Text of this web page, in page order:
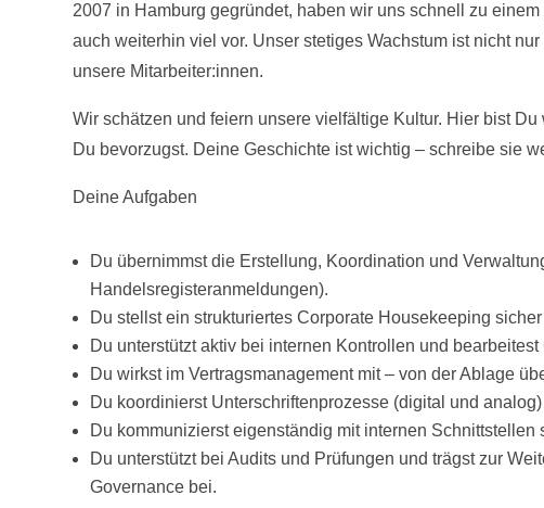
2007 in Hamburg gegründet, haben wir uns schnell zu
auch weiterhin viel vor. Unser stetiges Wachstum ist nicht
unsere Mitarbeiter:innen.
Wir schätzen und feiern unsere vielfältige Kultur. Hier bist
Du bevorzugst. Deine Geschichte ist wichtig – schreibe sie
Deine Aufgaben
Du übernimmst die Erstellung, Koordination und
Handelsregisteranmeldungen).
Du stellst ein strukturiertes Corporate Housekeeping
Du unterstützt aktiv bei internen Kontrollen und
Du wirkst im Vertragsmanagement mit – von der Ablage
Du koordinierst Unterschriftenprozesse (digital und
Du kommunizierst eigenständig mit internen
Du unterstützt bei Audits und Prüfungen und trägst zur
Governance bei.